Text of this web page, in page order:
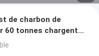
de charbon de
60 tonnes chargent